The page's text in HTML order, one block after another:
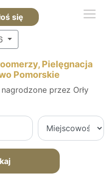
się
Pielęgnacja
Pomorskie
przez Orły